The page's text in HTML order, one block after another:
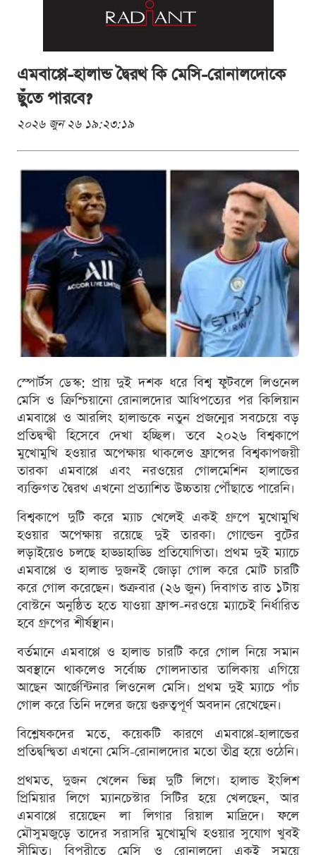
এমবাপ্পে-হালান্ড দ্বৈরথ কি মেসি-রোনালদোকে
ছুঁতে পারবে?
২০২৬ জুন ২৬ ১৯:২৩:১৯
স্পোর্টস ডেস্ক: প্রায় দুই দশক ধরে বিশ্ব ফুটবলে লিওনেল
মেসি ও ক্রিশ্চিয়ানো রোনালদোর আধিপত্যের পর কিলিয়ান
এমবাপ্পে ও আরলিং হালান্ডকে নতুন প্রজন্মের সবচেয়ে বড়
প্রতিদ্বন্দ্বী হিসেবে দেখা হচ্ছিল। তবে ২০২৬ বিশ্বকাপে
মুখোমুখি হওয়ার অপেক্ষায় থাকলেও ফ্রান্সের বিশ্বকাপজয়ী
তারকা এমবাপ্পে এবং নরওয়ের গোলমেশিন হালান্ডের
ব্যক্তিগত দ্বৈরথ এখনো প্রত্যাশিত উচ্চতায় পৌঁছাতে পারেনি।
বিশ্বকাপে দুটি করে ম্যাচ খেলেই একই গ্রুপে মুখোমুখি
হওয়ার অপেক্ষায় রয়েছে দুই তারকা। গোল্ডেন বুটের
লড়াইয়েও চলছে হাড্ডাহাড্ডি প্রতিযোগিতা। প্রথম দুই ম্যাচে
এমবাপ্পে ও হালান্ড দুজনই জোড়া গোল করে মোট চারটি
করে গোল করেছেন। শুক্রবার (২৬ জুন) দিবাগত রাত ১টায়
বোস্টনে অনুষ্ঠিত হতে যাওয়া ফ্রান্স-নরওয়ে ম্যাচেই নির্ধারিত
হবে গ্রুপের শীর্ষস্থান।
বর্তমানে এমবাপ্পে ও হালান্ড চারটি করে গোল নিয়ে সমান
অবস্থানে থাকলেও সর্বোচ্চ গোলদাতার তালিকায় এগিয়ে
আছেন আর্জেন্টিনার লিওনেল মেসি। প্রথম দুই ম্যাচে পাঁচ
গোল করে তিনি দলের জয়ে গুরুত্বপূর্ণ অবদান রেখেছেন।
বিশ্লেষকদের মতে, কয়েকটি কারণে এমবাপ্পে-হালান্ডের
প্রতিদ্বন্দ্বিতা এখনো মেসি-রোনালদোর মতো তীব্র হয়ে ওঠেনি।
প্রথমত, দুজন খেলেন ভিন্ন দুটি লিগে। হালান্ড ইংলিশ
প্রিমিয়ার লিগে ম্যানচেস্টার সিটির হয়ে খেলছেন, আর
এমবাপ্পে রয়েছেন লা লিগার রিয়াল মাদ্রিদে। ফলে
মৌসুমজুড়ে তাদের সরাসরি মুখোমুখি হওয়ার সুযোগ খুবই
সীমিত। বিপরীতে মেসি ও রোনালদো একই সময়ে